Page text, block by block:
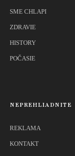
SME CHLAPI
ZDRAVIE
HISTORY
POČASIE
NEPREHLIADNITE
REKLAMA
KONTAKT